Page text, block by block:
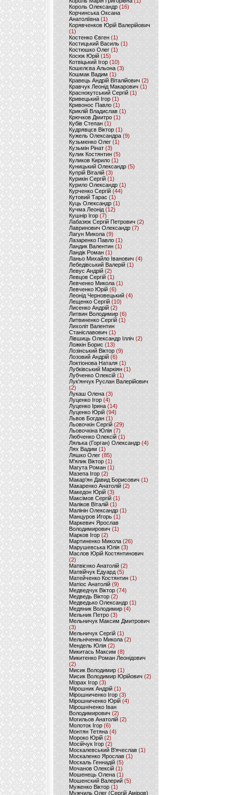
Король Олександр (16)
Корчинська Оксана
Анатоліївна (1)
Корявченков Юрій Валерійович
(1)
Костенко Євген (1)
Костицький Василь (1)
Костюшко Олег (1)
Косюк Юрій (15)
Котвіцький Ігор (10)
Кошелєва Альона(3)
Кошмак Вадим (1)
Кравець Андрій Віталійович (2)
Кравчук Леонід Макарович (1)
Краснокутський Сергій (1)
Кривецький Ігор (1)
Кривонос Павло (1)
Криклій Владислав (1)
Крючков Дмитро(1)
Кубів Степан(1)
Кудрявцєв Віктор (1)
Кужель Олександра (9)
Кузьменко Олег (1)
Кузьмін Рінат(3)
Кулик Костянтин(5)
Куликов Кирило (1)
Куницький Олександр (5)
Купрій Віталій (3)
Курикін Сергій(1)
Курило Олександр (1)
Курченко Сергій (44)
Кутовий Тарас (1)
Куць Олександр (1)
Кучма Леонід (12)
Кушнір Ігор(7)
Лабазюк Сергій Петрович (2)
Лавринович Олександр(7)
Лагун Микола(9)
Лазаренко Павло (1)
Ландик Валентин (1)
Ландік Роман (1)
Ланьо Михайло Іванович(4)
Лебедівський Валерій(1)
Левус Андрій(2)
Левцов Сергій (1)
Левченко Микола (1)
Левченко Юрій (6)
Леонід Черновецький (4)
Лещенко Сергій (10)
Лисенко Андрій (2)
Литвин Володимир (6)
Литвиненко Сергій (1)
Лихоліт Валентин
Станіславович (1)
Лівшиць Олександр Ілліч (2)
Ложкін Борис(13)
Лозінський Віктор(9)
Лозовий Андрій (6)
Локтіонова Наталя (1)
Лубківський Маркіян(1)
Лубченко Олексій (1)
Лук'янчук Руслан Валерійович
(2)
Лукаш Олена (3)
Луценко Ігор (4)
Луценко Ірина (14)
Луценко Юрій (94)
Львов Богдан (1)
Льовочкін Сергій (29)
Льовочкіна Юлія(7)
Любченко Олексій(1)
Лялька (Горган) Олександр(4)
Лях Вадим (1)
Ляшко Олег (85)
М'ялик Віктор(1)
Магута Роман(1)
Мазепа Ігор (2)
Макар'ян Давид Борисович(1)
Макаренко Анатолій (2)
Македон Юрій(3)
Максімов Сергій (1)
Маліков Віталій (1)
Малінін Олександр (1)
Манцуров Игорь (1)
Маркевич Ярослав
Володимирович (1)
Марков Ігор (2)
Мартиненко Микола (26)
Марушевська Юлія (3)
Маслов Юрій Костянтинович
(2)
Матвієнко Анатолій (2)
Матвійчук Едуард(5)
Матейченко Костянтин (1)
Матіос Анатолій (9)
Медведчук Віктор(74)
Медведь Віктор (2)
Медведько Олександр (1)
Медяник Володимир(4)
Мельник Петро (3)
Мельничук Максим Дмитрович
(3)
Мельничук Сергій (1)
Мельніченко Микола (2)
Мендель Юлія (2)
Микитась Максим (8)
Микитенко Роман Леонідович
(2)
Мисик Володимир (1)
Мисик Володимир Юрійович(2)
Мізрах Ігор(3)
Мірошник Андрій(1)
Мірошниченко Ігор (3)
Мірошниченко Юрій(4)
Мірошніченко Іван
Володимирович (2)
Могильов Анатолій (2)
Молоток Ігор (6)
Монтян Тетяна (4)
Мороко Юрій(2)
Мосійчук Ігор (2)
Москалевський В'ячеслав (1)
Москаленко Ярослав (1)
Москаль Геннадій (5)
Мочанов Олексій(1)
Мошенець Олена(1)
Мошенский Валерий (5)
Муженко Віктор (1)
Мужчиль Олег (Сергій Аміров)